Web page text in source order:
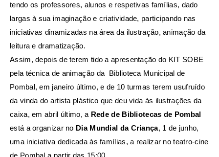
tendo os professores, alunos e respetivas famílias, dado
largas à sua imaginação e criatividade, participando nas
iniciativas dinamizadas na área da ilustração, animação da
leitura e dramatização.
Assim, depois de terem tido a apresentação do KIT SOBE
pela técnica de animação da Biblioteca Municipal de
Pombal, em janeiro último, e de 10 turmas terem usufruído
da vinda do artista plástico que deu vida às ilustrações da
caixa, em abril último, a Rede de Bibliotecas de Pombal
está a organizar no Dia Mundial da Criança, 1 de junho,
uma iniciativa dedicada às famílias, a realizar no teatro-cine